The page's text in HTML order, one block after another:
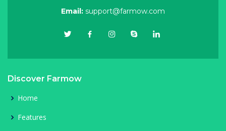
Email: support@farmow.com
Discover Farmow
Home
Features